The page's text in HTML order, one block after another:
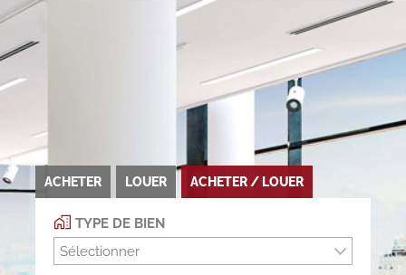
ACHETER LOUER ACHETER / LOUER
TYPE DE BIEN
Sélectionner